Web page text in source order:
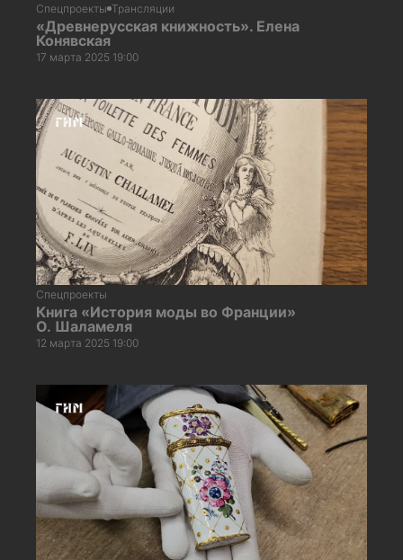
Спецпроекты Трансляции
«Древнерусская книжность». Елена
Конявская
17 марта 2025 19:00
Спецпроекты
Книга «История моды во Франции»
О. Шаламеля
12 марта 2025 19:00